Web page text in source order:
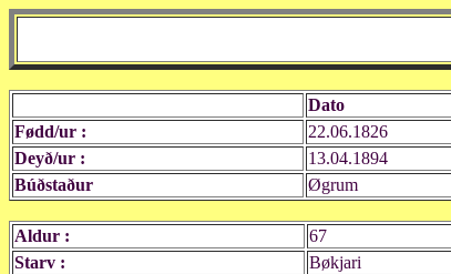
Dato
Fødd/ur :
22.06.1826
Deyð/ur :
13.04.1894
Búðstaður
Øgrum
Aldur :
67
Starv :
Bøkjari